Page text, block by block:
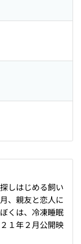
しはじめる飼い
、親友と恋人に
くは、冷凍睡眠
１年２月公開映